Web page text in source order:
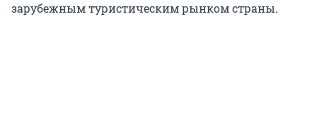
зарубежным туристическим рынком страны.